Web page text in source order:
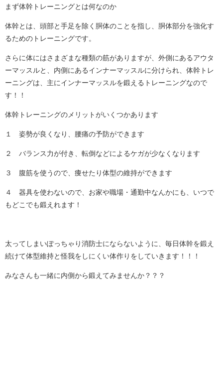
まず体幹トレーニングとは何なのか
体幹とは、頭部と手足を除く胴体のことを指し、胴体部分を強化す
るためのトレーニングです。
さらに体にはさまざまな種類の筋がありますが、外側にあるアウタ
ーマッスルと、内側にあるインナーマッスルに分けられ、体幹トレ
ーニングは、主にインナーマッスルを鍛えるトレーニングなので
す！！
体幹トレーニングのメリットがいくつかあります
１ 姿勢が良くなり、腰痛の予防ができます
２ バランス力が付き、転倒などによるケガが少なくなります
３ 腹筋を使うので、痩せたり体型の維持ができます
４ 器具を使わないので、お家や職場・通勤中なんかにも、いつで
もどこでも鍛えれます！
太ってしまいぽっちゃり消防士にならないように、毎日体幹を鍛え
続けて体型維持と怪我をしにくい体作りをしていきます！！！
みなさんも一緒に内側から鍛えてみませんか？？？